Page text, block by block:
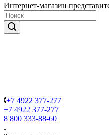
Интернет-магазин
+7 4922 377-277
+7 4922 377-277
8 800 333-88-60